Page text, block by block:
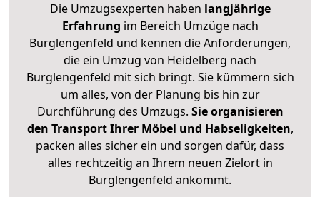
Die Umzugsexperten haben langjährige
Erfahrung im Bereich Umzüge nach
Burglengenfeld und kennen die Anforderungen,
die ein Umzug von Heidelberg nach
Burglengenfeld mit sich bringt. Sie kümmern sich
um alles, von der Planung bis hin zur
Durchführung des Umzugs. Sie organisieren
den Transport Ihrer Möbel und Habseligkeiten,
packen alles sicher ein und sorgen dafür, dass
alles rechtzeitig an Ihrem neuen Zielort in
Burglengenfeld ankommt.